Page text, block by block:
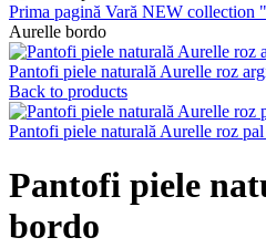
Prima pagină Vară NEW collection
Aurelle bordo
Pantofi piele naturală Aurelle roz
Back to products
Pantofi piele naturală Aurelle roz pal
Pantofi piele
bordo